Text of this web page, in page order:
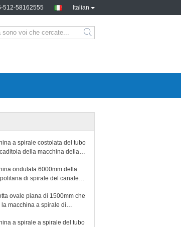
Italian
512-58162555
a spirale costolata del tubo
della macchina della
ondulata 6000mm della
di spirale del canale
ovale piana di 1500mm che
la macchina a spirale di
a spirale a spirale del tubo